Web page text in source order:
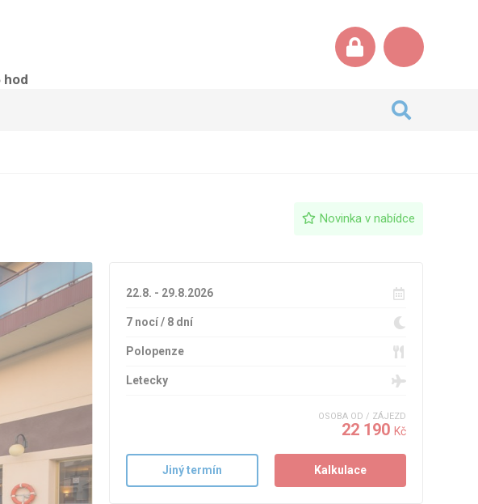
hod
Novinka v nabídce
22.8. - 29.8.2026
7 nocí / 8 dní
Polopenze
Letecky
OSOBA OD / ZÁJEZD
22 190Kč
Jiný termín Kalkulace